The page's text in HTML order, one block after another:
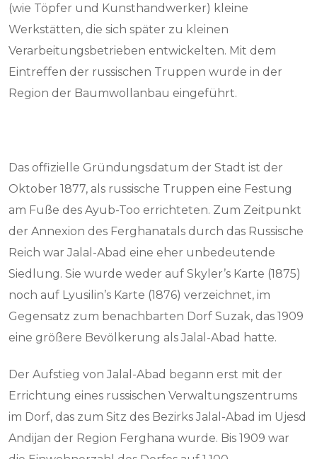
(wie Töpfer und Kunsthandwerker) kleine
Werkstätten, die sich später zu kleinen
Verarbeitungsbetrieben entwickelten. Mit dem
Eintreffen der russischen Truppen wurde in der
Region der Baumwollanbau eingeführt.
Das offizielle Gründungsdatum der Stadt ist der
Oktober 1877, als russische Truppen eine Festung
am Fuße des Ayub-Too errichteten. Zum Zeitpunkt
der Annexion des Ferghanatals durch das Russische
Reich war Jalal-Abad eine eher unbedeutende
Siedlung. Sie wurde weder auf Skyler’s Karte (1875)
noch auf Lyusilin’s Karte (1876) verzeichnet, im
Gegensatz zum benachbarten Dorf Suzak, das 1909
eine größere Bevölkerung als Jalal-Abad hatte.
Der Aufstieg von Jalal-Abad begann erst mit der
Errichtung eines russischen Verwaltungszentrums
im Dorf, das zum Sitz des Bezirks Jalal-Abad im Ujesd
Andijan der Region Ferghana wurde. Bis 1909 war